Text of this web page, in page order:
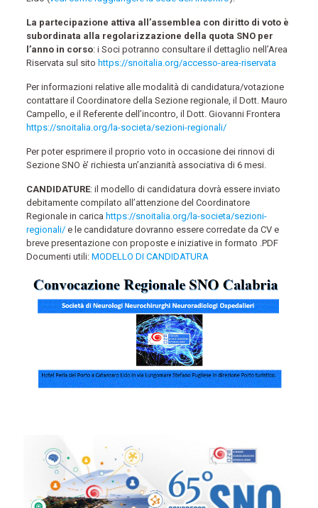
La partecipazione attiva all’assemblea con diritto di voto è
subordinata alla regolarizzazione della quota SNO per
l’anno in corso: i Soci potranno consultare il dettaglio nell’Area
Riservata sul sito https://snoitalia.org/accesso-area-riservata
Per informazioni relative alle modalità di candidatura/votazione
contattare il Coordinatore della Sezione regionale, il Dott. Mauro
Campello, e il Referente dell’incontro, il Dott. Giovanni Frontera
https://snoitalia.org/la-societa/sezioni-regionali/
Per poter esprimere il proprio voto in occasione dei rinnovi di
Sezione SNO è’ richiesta un’anzianità associativa di 6 mesi.
CANDIDATURE: il modello di candidatura dovrà essere inviato
debitamente compilato all’attenzione del Coordinatore
Regionale in carica https://snoitalia.org/la-societa/sezioni-
regionali/e le candidature dovranno essere corredate da CV e
breve presentazione con proposte e iniziative in formato .PDF
Documenti utili: MODELLO DI CANDIDATURA